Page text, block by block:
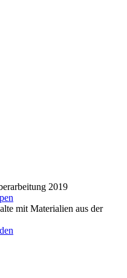
2019
mit Materialien aus der